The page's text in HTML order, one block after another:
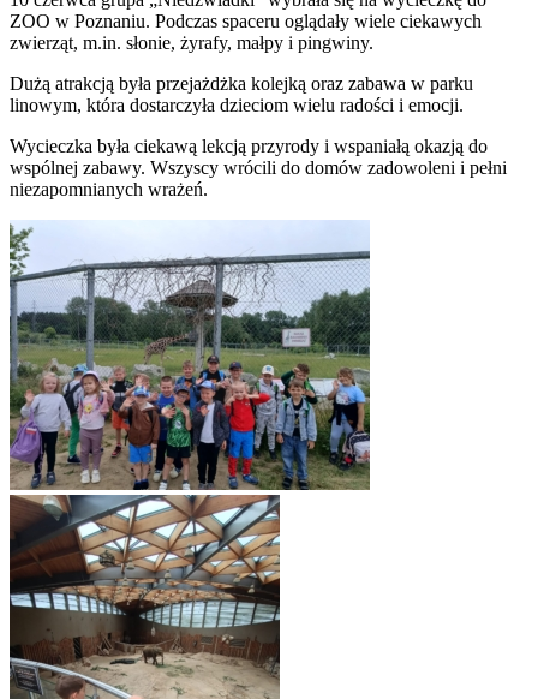
ZOO w Poznaniu. Podczas spaceru oglądały wiele ciekawych
zwierząt, m.in. słonie, żyrafy, małpy i pingwiny.
Dużą atrakcją była przejażdżka kolejką oraz zabawa w parku
linowym, która dostarczyła dzieciom wielu radości i emocji.
Wycieczka była ciekawą lekcją przyrody i wspaniałą okazją do
wspólnej zabawy. Wszyscy wrócili do domów zadowoleni i pełni
niezapomnianych wrażeń.